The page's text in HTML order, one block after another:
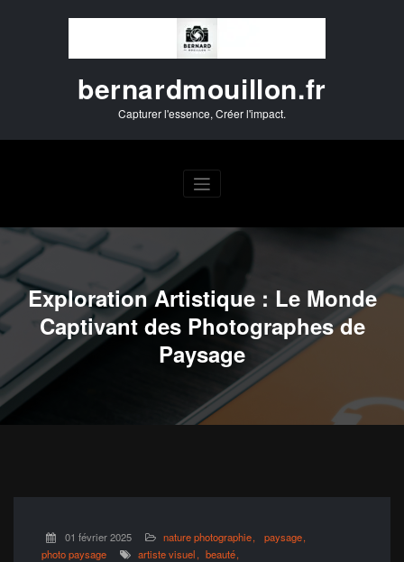
bernardmouillon.fr
Capturer l'essence, Créer l'impact.
Exploration Artistique : Le Monde
Captivant des Photographes de
Paysage
01 février 2025 nature photographie
paysage
photo paysage
artiste visuel
beauté